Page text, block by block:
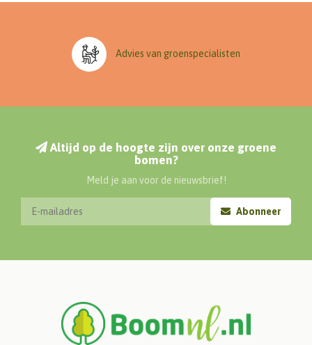
Advies van groenspecialisten
Altijd op de hoogte zijn over onze groene
bomen?
Meld je aan voor de nieuwsbrief!
Abonneer